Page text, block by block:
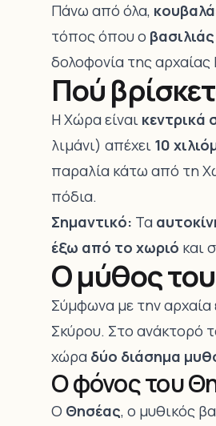
Πάνω από όλα,
τόπος όπου ο
δολοφονία της αρχαίας
Πού
Η Χώρα είναι κεντρικά
λιμάνι) απέχει 10
παραλία κάτω από τη
πόδια.
Σημαντικό: Τα
έξω από το χωριό και
Ο μύθος
Σύμφωνα με την
Σκύρου. Στο ανάκτορό
χώρα δύο διάσημα
Ο φόνος του
Ο Θησέας, ο μυθικός